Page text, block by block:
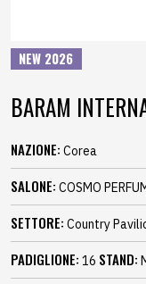
NEW 2026
BARAM
NAZIONE: Corea
SALONE: COSMO
SETTORE: Country
PADIGLIONE: 16 STAND: